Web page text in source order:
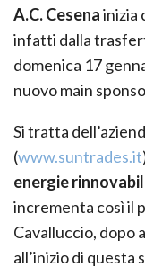
A.C. Cesenainizia
infatti dalla
domenica 17
nuovo main
Si tratta
(www.suntrades.it
energie
incrementa così il
Cavalluccio, dopo
all’inizio di questa